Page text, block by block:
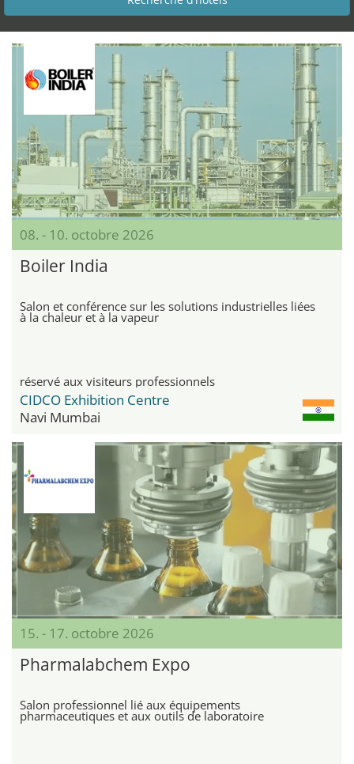
08. - 10. octobre 2026
Boiler India
Salon et conférence sur les solutions industrielles liées
à la chaleur et à la vapeur
réservé aux visiteurs professionnels
CIDCO Exhibition Centre
Navi Mumbai
15. - 17. octobre 2026
Pharmalabchem Expo
Salon professionnel lié aux équipements
pharmaceutiques et aux outils de laboratoire